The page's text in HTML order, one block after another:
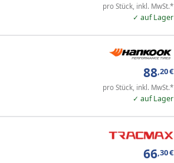
pro Stück, inkl. MwSt.*
✓ auf Lager
88,20€
pro Stück, inkl. MwSt.*
✓ auf Lager
66,30€